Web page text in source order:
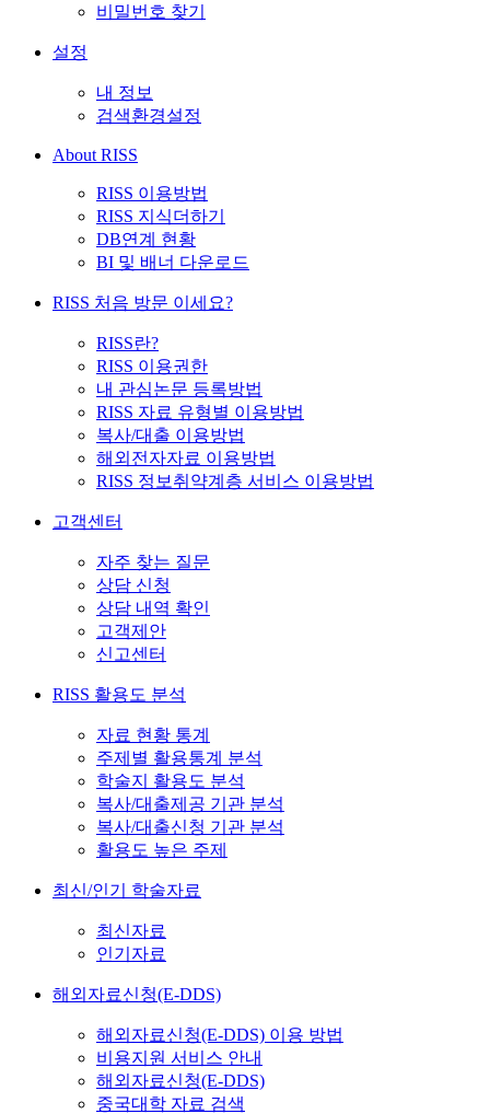
비밀번호 찾기
설정
내 정보
검색환경설정
About RISS
RISS 이용방법
RISS 지식더하기
DB연계 현황
BI 및 배너 다운로드
RISS 처음 방문 이세요?
RISS란?
RISS 이용권한
내 관심논문 등록방법
RISS 자료 유형별 이용방법
복사/대출 이용방법
해외전자자료 이용방법
RISS 정보취약계층 서비스 이용방법
고객센터
자주 찾는 질문
상담 신청
상담 내역 확인
고객제안
신고센터
RISS 활용도 분석
자료 현황 통계
주제별 활용통계 분석
학술지 활용도 분석
복사/대출제공 기관 분석
복사/대출신청 기관 분석
활용도 높은 주제
최신/인기 학술자료
최신자료
인기자료
해외자료신청(E-DDS)
해외자료신청(E-DDS) 이용 방법
비용지원 서비스 안내
해외자료신청(E-DDS)
중국대학 자료 검색